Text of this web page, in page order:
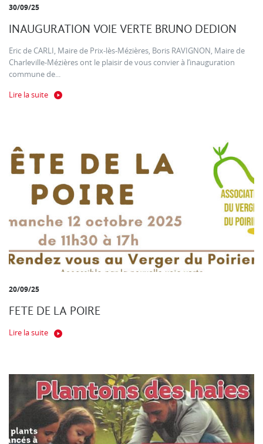
30/09/25
INAUGURATION VOIE VERTE BRUNO DEDION
Eric de CARLI, Maire de Prix-lès-Mézières, Boris RAVIGNON, Maire de
Charleville-Mézières ont le plaisir de vous convier à l’inauguration
commune de...
Lire la suite
20/09/25
FETE DE LA POIRE
Lire la suite